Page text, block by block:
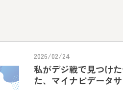
2026/02/24
私がデジ戦で見つけ
た、マイナビデータ